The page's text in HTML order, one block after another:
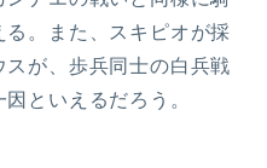
。また、スキピオが採
が、歩兵同士の白兵戦
といえるだろう。